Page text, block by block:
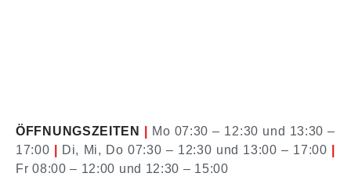
ÖFFNUNGSZEITEN
Mo 07:30 – 12:30 und 13:30 –
17:00
Di, Mi, Do 07:30 – 12:30 und 13:00 – 17:00
Fr 08:00 – 12:00 und 12:30 – 15:00